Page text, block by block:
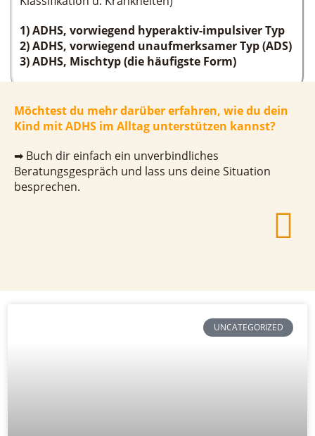
1) ADHS, vorwiegend hyperaktiv-impulsiver Typ
2) ADHS, vorwiegend unaufmerksamer Typ (ADS)
3) ADHS, Mischtyp (die häufigste Form)
Möchtest du mehr darüber erfahren, wie du dein
Kind mit ADHS im Alltag unterstützen kannst?
➡ Buch dir einfach ein unverbindliches
Beratungsgespräch und lass uns deine Situation
besprechen.
UNCATEGORIZED